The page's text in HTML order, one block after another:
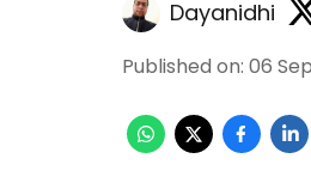
Dayanidhi
Published on: 06